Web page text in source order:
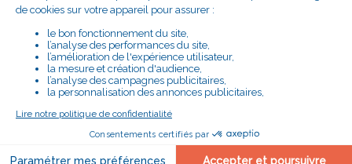
Vous connaissez des difficultés et souhaitez être
accompagné, remplissez ce formulaire et nous vous
recontacterons pour envisager avec vous la meilleure
réponse à apporter.